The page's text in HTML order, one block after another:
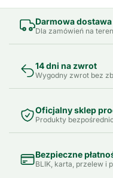
Darmowa dostawa
Dla zamówień na
14 dni na zwrot
Wygodny zwrot bez
Oficjalny sklep
Produkty
Bezpieczne
BLIK, karta, przelew i